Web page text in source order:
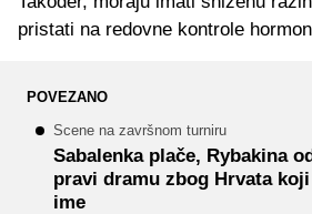
pristati na redovne kontrole
POVEZANO
Scene na završnom turniru
Sabalenka plače, Rybakina
pravi dramu zbog Hrvata
ime